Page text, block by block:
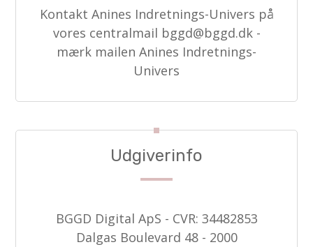
Kontakt Anines Indretnings-Univers på
vores centralmail bggd@bggd.dk-
mærk mailen Anines Indretnings-
Univers
Udgiverinfo
BGGD Digital ApS - CVR: 34482853
Dalgas Boulevard 48 - 2000